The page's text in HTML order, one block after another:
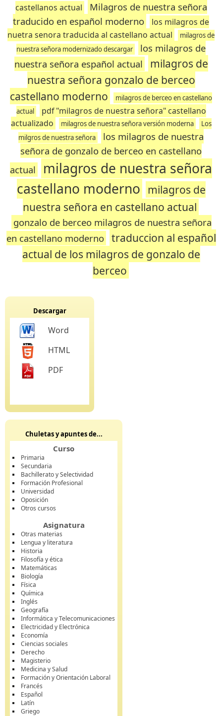
castellanos actual
Milagros de nuestra señora
traducido en español moderno
los milagros de
nuetra senora traducida al castellano actual
milagros de
nuestra señora modernizado descargar
los milagros de
nuestra señora español actual
milagros de
nuestra señora gonzalo de berceo
castellano moderno
milagros de berceo en castellano
actual
pdf "milagros de nuestra señora" castellano
actualizado
milagros de nuestra señora versión moderna
Los
milgros de nuestra señora
los milagros de nuestra
señora de gonzalo de berceo en castellano
actual
milagros de nuestra señora
castellano moderno milagros de
nuestra señora en castellano actual
gonzalo de berceo milagros de nuestra señora
en castellano moderno
traduccion al español
actual de los milagros de gonzalo de
berceo
Descargar
Word
HTML
PDF
Chuletas y apuntes de...
Curso
Primaria
Secundaria
Bachillerato y Selectividad
Formación Profesional
Universidad
Oposición
Otros cursos
Asignatura
Otras materias
Lengua y literatura
Historia
Filosofía y ética
Matemáticas
Biología
Física
Química
Inglés
Geografía
Informática y Telecomunicaciones
Electricidad y Electrónica
Economía
Ciencias sociales
Derecho
Magisterio
Medicina y Salud
Formación y Orientación Laboral
Francés
Español
Latín
Griego